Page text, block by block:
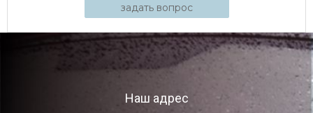
задать вопрос
Наш адрес